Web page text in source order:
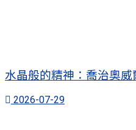
水晶般的精神：喬治奧
2026-07-29